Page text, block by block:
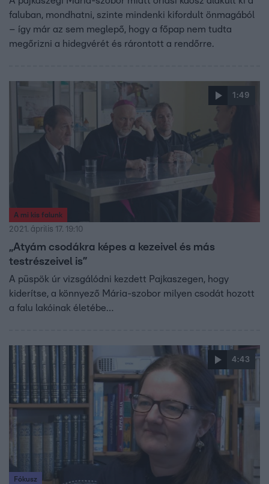
faluban, mondhatni, szinte mindenki kifordult önmagából
– így már az sem meglepő, hogy a főpap nem tudta
megőrizni a hidegvérét és rárontott a rendőrre.
1:49
A mi kis falunk
2021. április 17. 19:10
„Atyám csodákra képes a kezeivel és más
testrészeivel is”
A püspök úr vizsgálódni kezdett Pajkaszegen, hogy
kiderítse, a könnyező Mária-szobor milyen csodát hozott
a falu lakóinak életébe…
4:43
Fókusz